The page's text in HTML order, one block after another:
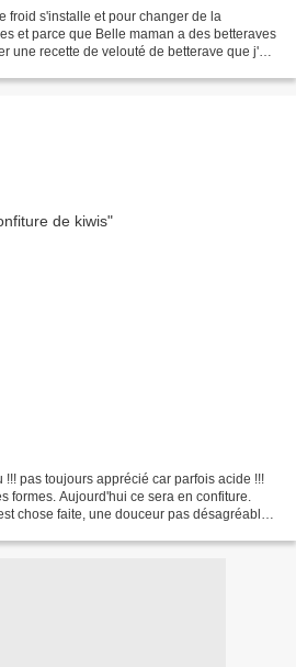
froid s'installe et pour changer de la
et parce que Belle maman a des betteraves
une recette de velouté de betterave que j'ai
pas toujours apprécié car parfois acide !!!
formes. Aujourd'hui ce sera en confiture.
chose faite, une douceur pas désagréable